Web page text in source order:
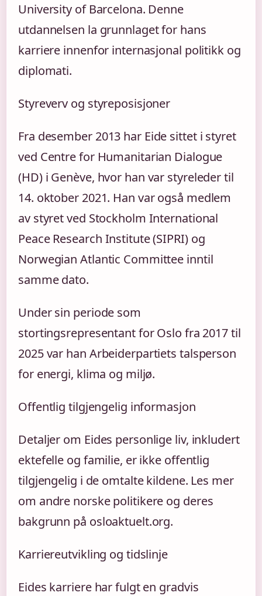
University of Barcelona. Denne
utdannelsen la grunnlaget for hans
karriere innenfor internasjonal politikk og
diplomati.
Styreverv og styreposisjoner
Fra desember 2013 har Eide sittet i styret
ved Centre for Humanitarian Dialogue
(HD) i Genève, hvor han var styreleder til
14. oktober 2021. Han var også medlem
av styret ved Stockholm International
Peace Research Institute (SIPRI) og
Norwegian Atlantic Committee inntil
samme dato.
Under sin periode som
stortingsrepresentant for Oslo fra 2017 til
2025 var han Arbeiderpartiets talsperson
for energi, klima og miljø.
Offentlig tilgjengelig informasjon
Detaljer om Eides personlige liv, inkludert
ektefelle og familie, er ikke offentlig
tilgjengelig i de omtalte kildene. Les mer
om andre norske politikere og deres
bakgrunn på osloaktuelt.org.
Karriereutvikling og tidslinje
Eides karriere har fulgt en gradvis